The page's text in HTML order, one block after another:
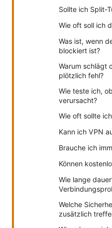
Sollte ich Split-
Wie oft soll ich
Was ist, wenn
blockiert ist?
Warum schlägt
plötzlich fehl?
Wie teste ich,
verursacht?
Wie oft sollte
Kann ich VPN
Brauche ich
Können
Wie lange
Welche
zusätzlich